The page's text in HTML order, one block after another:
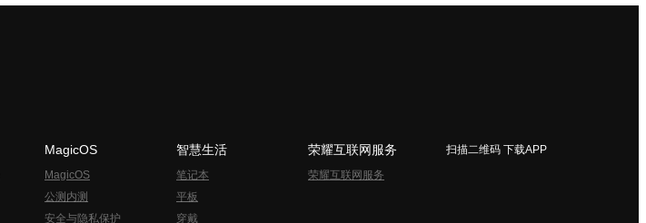
MagicOS
MagicOS
公测内测
安全与隐私保护
智慧生活
笔记本
平板
穿戴
荣耀互联网服务
荣耀互联网服务
扫描二维码 下载APP